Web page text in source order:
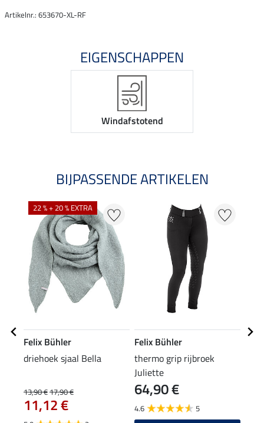
Artikelnr.: 653670-XL-RF
EIGENSCHAPPEN
Windafstotend
BIJPASSENDE ARTIKELEN
22 % + 20 % EXTRA
Felix Bühler
driehoek sjaal Bella
13,90 €17,90 €
11,12 €
Felix Bühler
thermo grip rijbroek
Juliette
64,90 €
4.6 5